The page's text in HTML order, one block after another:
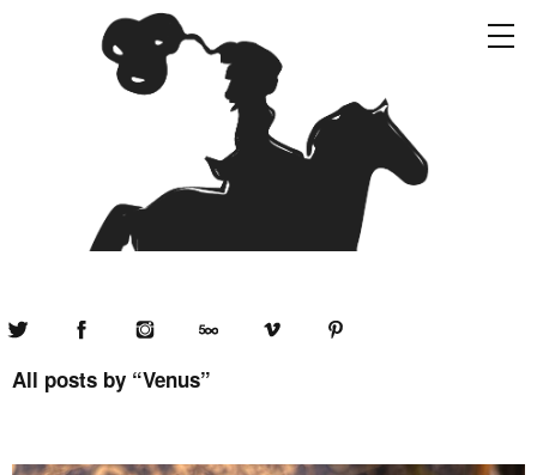
All posts by “Venus”